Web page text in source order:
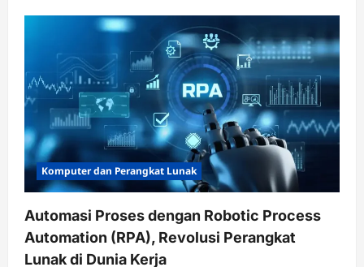
Komputer dan Perangkat Lunak
Automasi Proses dengan Robotic Process
Automation (RPA), Revolusi Perangkat
Lunak di Dunia Kerja